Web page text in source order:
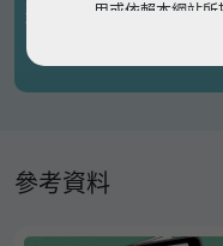
有關凶宅
參考資料
用或依賴本網站
瀏覽以細